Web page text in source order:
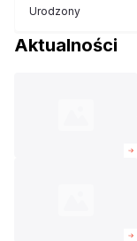
Urodzony
Aktualności